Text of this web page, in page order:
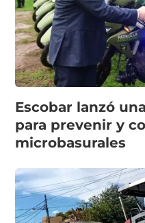
Escobar lanzó
para prevenir y
microbasurales